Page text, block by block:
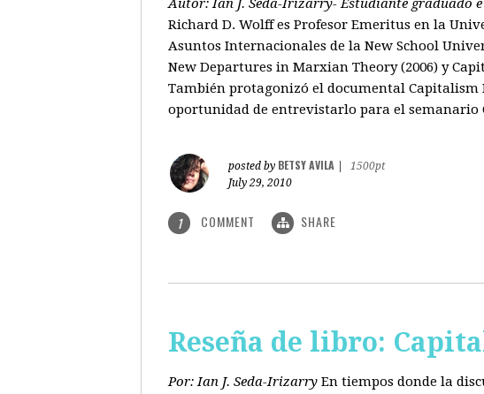
Autor: Ian J. Seda-Irizarry- Estudiante graduado
Richard D. Wolff es Profesor Emeritus en la
Asuntos Internacionales de la New School
New Departures in Marxian Theory (2006) y
También protagonizó el documental
oportunidad de entrevistarlo para el semanario
posted by BETSY AVILA
1500pt
July 29, 2010
1 COMMENT SHARE
Reseña de libro:
Por: Ian J. Seda-Irizarry En tiempos donde la